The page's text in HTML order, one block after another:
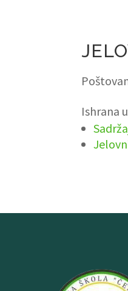
Ishrana